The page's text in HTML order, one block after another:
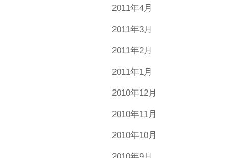
2011年4月
2011年3月
2011年2月
2011年1月
2010年12月
2010年11月
2010年10月